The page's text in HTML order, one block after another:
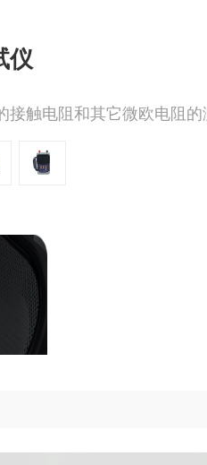
仪
触电阻和其它微欧电阻的